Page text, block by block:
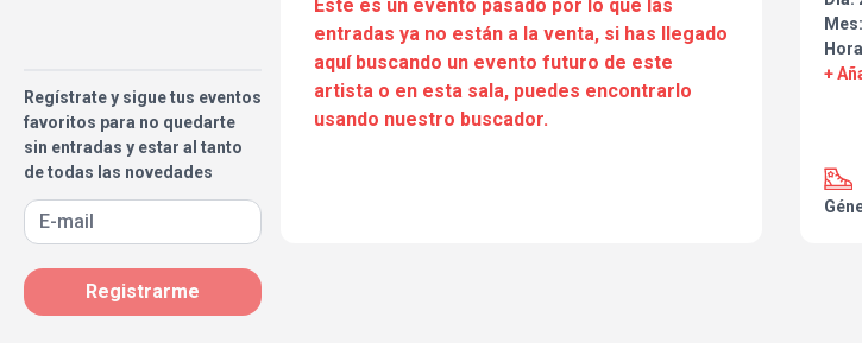
Regístrate y sigue tus eventos
favoritos para no quedarte
sin entradas y estar al tanto
de todas las novedades
Registrarme
Este es un evento pasado por lo que las
entradas ya no están a la venta, si has llegado
aquí buscando un evento futuro de este
artista o en esta sala, puedes encontrarlo
usando nuestro buscador.
+